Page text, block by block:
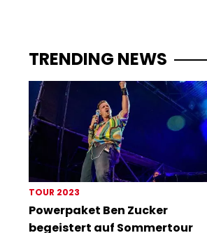
TRENDING NEWS
TOUR 2023
Powerpaket Ben Zucker
begeistert auf Sommertour